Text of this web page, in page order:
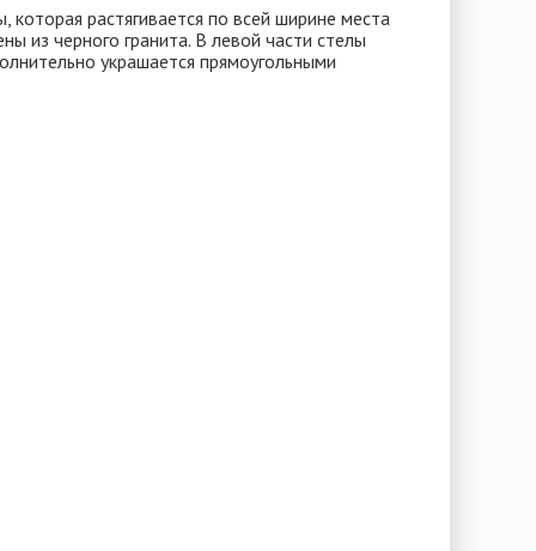
растягивается по всей ширине места
из черного гранита. В левой части стелы
украшается прямоугольными